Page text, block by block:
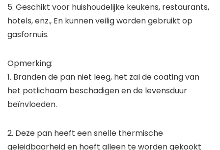
5. Geschikt voor huishoudelijke keukens, restaurants,
hotels, enz., En kunnen veilig worden gebruikt op
gasfornuis.
Opmerking:
1. Branden de pan niet leeg, het zal de coating van
het potlichaam beschadigen en de levensduur
beïnvloeden.
2. Deze pan heeft een snelle thermische
geleidbaarheid en hoeft alleen te worden gekookt